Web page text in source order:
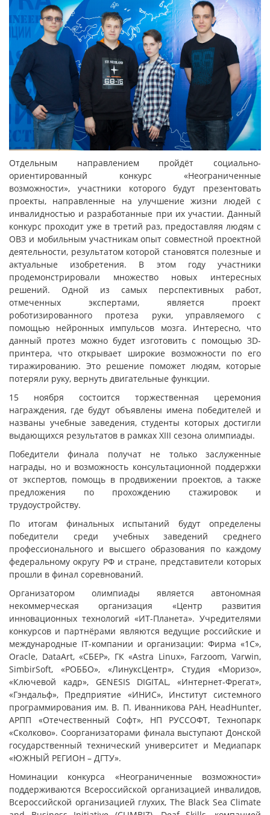
Отдельным направлением пройдёт социально-
ориентированный конкурс «Неограниченные
возможности», участники которого будут презентовать
проекты, направленные на улучшение жизни людей с
инвалидностью и разработанные при их участии. Данный
конкурс проходит уже в третий раз, предоставляя людям с
ОВЗ и мобильным участникам опыт совместной проектной
деятельности, результатом которой становятся полезные и
актуальные изобретения. В этом году участники
продемонстрировали множество новых интересных
решений. Одной из самых перспективных работ,
отмеченных экспертами, является проект
роботизированного протеза руки, управляемого с
помощью нейронных импульсов мозга. Интересно, что
данный протез можно будет изготовить с помощью 3D-
принтера, что открывает широкие возможности по его
тиражированию. Это решение поможет людям, которые
потеряли руку, вернуть двигательные функции.
15 ноября состоится торжественная церемония
награждения, где будут объявлены имена победителей и
названы учебные заведения, студенты которых достигли
выдающихся результатов в рамках XIII сезона олимпиады.
Победители финала получат не только заслуженные
награды, но и возможность консультационной поддержки
от экспертов, помощь в продвижении проектов, а также
предложения по прохождению стажировок и
трудоустройству.
По итогам финальных испытаний будут определены
победители среди учебных заведений среднего
профессионального и высшего образования по каждому
федеральному округу РФ и стране, представители которых
прошли в финал соревнований.
Организатором олимпиады является автономная
некоммерческая организация «Центр развития
инновационных технологий «ИТ-Планета». Учредителями
конкурсов и партнёрами являются ведущие российские и
международные IT-компании и организации: Фирма «1С»,
Oracle, DataArt, «СБЕР», ГК «Astra Linux», Farzoom, Varwin,
SimbirSoft, «РОББО», «ЛинуксЦентр», Студия «Моризо»,
«Ключевой кадр», GENESIS DIGITAL, «Интернет-Фрегат»,
«Гэндальф», Предприятие «ИНИС», Институт системного
программирования им. В. П. Иванникова РАН, HeadHunter,
АРПП «Отечественный Софт», НП РУССОФТ, Технопарк
«Сколково». Соорганизаторами финала выступают Донской
государственный технический университет и Медиапарк
«ЮЖНЫЙ РЕГИОН – ДГТУ».
Номинации конкурса «Неограниченные возможности»
поддерживаются Всероссийской организацией инвалидов,
Всероссийской организацией глухих, The Black Sea Climate